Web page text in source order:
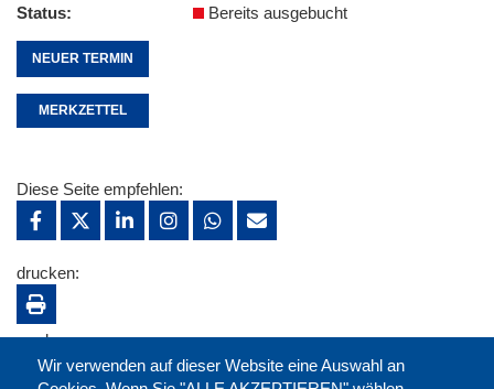
Status
Bereits ausgebucht
NEUER TERMIN
MERKZETTEL
Wir verwenden auf dieser Website eine Auswahl an
Diese Seite empfehlen:
drucken:
merken: